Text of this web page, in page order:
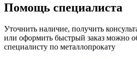
Помощь специалиста
Уточнить наличие, получить
или оформить быстрый заказ можно
специалисту по металлопрокату